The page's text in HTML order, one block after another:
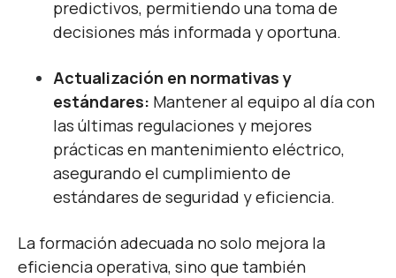
predictivos, permitiendo una toma de
decisiones más informada y oportuna.
Actualización en normativas y
estándares: Mantener al equipo al día con
las últimas regulaciones y mejores
prácticas en mantenimiento eléctrico,
asegurando el cumplimiento de
estándares de seguridad y eficiencia.
La formación adecuada no solo mejora la
eficiencia operativa, sino que también